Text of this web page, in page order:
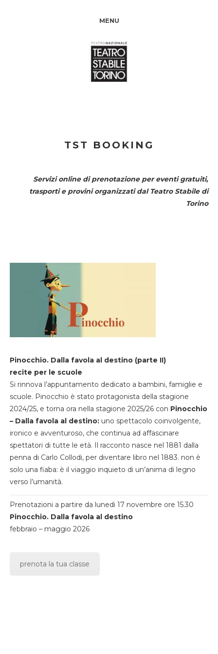
MENU
TST BOOKING
Servizi online di prenotazione per eventi gratuiti,
trasporti e provini organizzati dal Teatro Stabile di
Torino
Pinocchio. Dalla favola al destino (parte II)
recite per le scuole
Si rinnova l’appuntamento dedicato a bambini, famiglie e
scuole. Pinocchio è stato protagonista della stagione
2024/25, e torna ora nella stagione 2025/26 con Pinocchio
– Dalla favola al destino: uno spettacolo coinvolgente,
ironico e avventuroso, che continua ad affascinare
spettatori di tutte le età. Il racconto nasce nel 1881 dalla
penna di Carlo Collodi, per diventare libro nel 1883. non è
solo una fiaba: è il viaggio inquieto di un’anima di legno
verso l’umanità.
Prenotazioni a partire da lunedi 17 novembre ore 15.30
Pinocchio. Dalla favola al destino
febbraio – maggio 2026
prenota la tua classe